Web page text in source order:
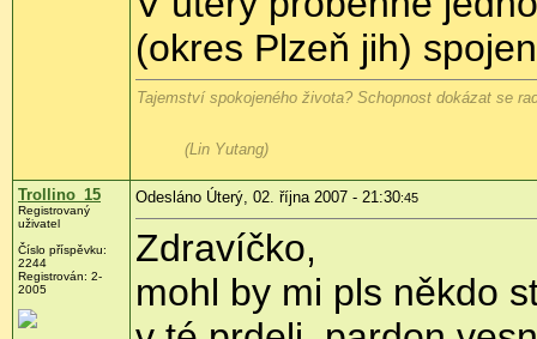
(okres Plzeň jih)
Tajemství spokojeného života? Schopnost dokázat se
(Lin Yutang)
Trollino_15
Registrovaný
uživatel
Číslo příspěvku:
2244
Registrován: 2-
2005
Odesláno Úterý, 02. října 2007 - 21:30:45
Zdravíčko,
mohl by mi pls někdo